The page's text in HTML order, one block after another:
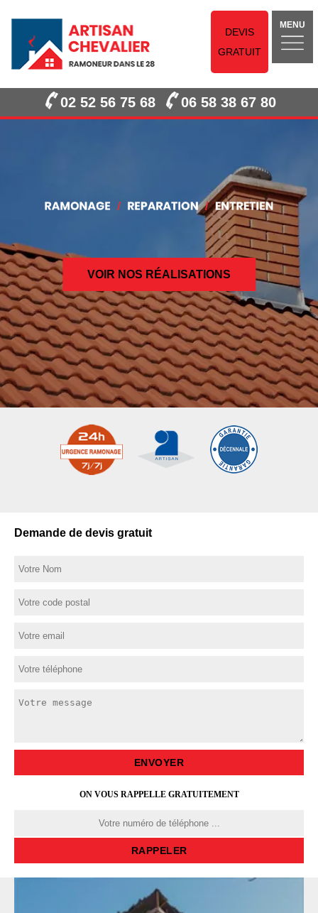
DEVIS
GRATUIT
MENU
02 52 56 75 68 06 58 38 67 80
VOIR NOS RÉALISATIONS
Demande de devis gratuit
ON VOUS RAPPELLE GRATUITEMENT